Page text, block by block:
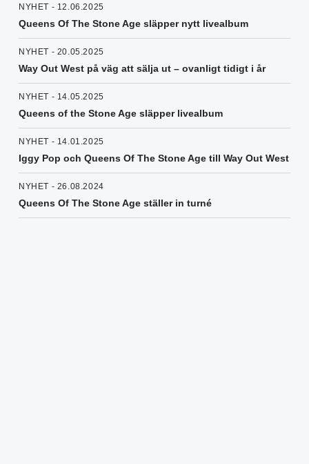
NYHET - 12.06.2025
Queens Of The Stone Age släpper nytt livealbum
NYHET - 20.05.2025
Way Out West på väg att sälja ut – ovanligt tidigt i år
NYHET - 14.05.2025
Queens of the Stone Age släpper livealbum
NYHET - 14.01.2025
Iggy Pop och Queens Of The Stone Age till Way Out West
NYHET - 26.08.2024
Queens Of The Stone Age ställer in turné